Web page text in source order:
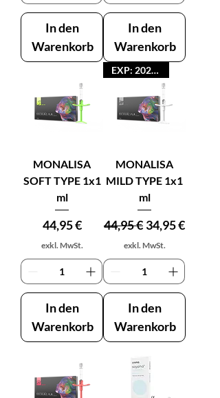
In den
Warenkorb
In den
Warenkorb
MONALISA
SOFT TYPE 1x1
ml
Preis
44,95 €
exkl. MwSt.
In den
Warenkorb
EXP: 2026-11
MONALISA
MILD TYPE 1x1
ml
Standardpreis
44,95 € Sale-Preis
34,95 €
exkl. MwSt.
In den
Warenkorb